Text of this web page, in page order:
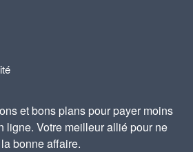
et bons plans pour payer moins
ligne. Votre meilleur allié pour ne
bonne affaire.